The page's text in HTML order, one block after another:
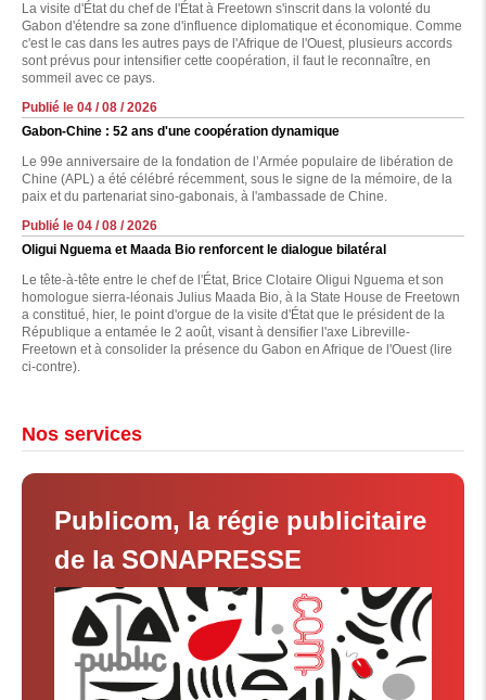
La visite d'État du chef de l'État à Freetown s'inscrit dans la volonté du
Gabon d'étendre sa zone d'influence diplomatique et économique. Comme
c'est le cas dans les autres pays de l'Afrique de l'Ouest, plusieurs accords
sont prévus pour intensifier cette coopération, il faut le reconnaître, en
sommeil avec ce pays.
Publié le 04 / 08 / 2026
Gabon-Chine : 52 ans d'une coopération dynamique
Le 99e anniversaire de la fondation de l’Armée populaire de libération de
Chine (APL) a été célébré récemment, sous le signe de la mémoire, de la
paix et du partenariat sino-gabonais, à l'ambassade de Chine.
Publié le 04 / 08 / 2026
Oligui Nguema et Maada Bio renforcent le dialogue bilatéral
Le tête-à-tête entre le chef de l'État, Brice Clotaire Oligui Nguema et son
homologue sierra-léonais Julius Maada Bio, à la State House de Freetown
a constitué, hier, le point d'orgue de la visite d'État que le président de la
République a entamée le 2 août, visant à densifier l'axe Libreville-
Freetown et à consolider la présence du Gabon en Afrique de l'Ouest (lire
ci-contre).
Nos services
Publicom, la régie publicitaire
de la SONAPRESSE